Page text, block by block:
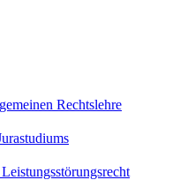
Rechtslehre